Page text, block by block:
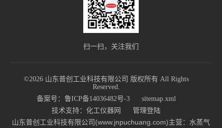
扫一扫，关注我们
©2026 山东普创工业科技有限公司 版权所有 All Rights
Reserved.
备案号：鲁ICP备14036482号-3
sitemap.xml
技术支持： 化工仪器网 管理登陆
山东普创工业科技有限公司(www.jnpuchuang.com)主营：水蒸气